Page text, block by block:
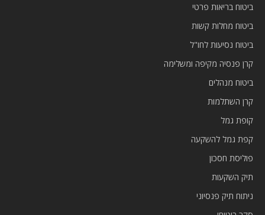
ביטוח בריאות פרטי
ביטוח מחלות קשות
ביטוח נסיעות לחו"ל
קרן פנסיה מקיפה ומשלימה
ביטוח מנהלים
קרן השתלמות
קופת גמל
קפת גמל להשקעה
פוליסת חסכון
תיק השקעות
ניתוח תיק פנסיוני